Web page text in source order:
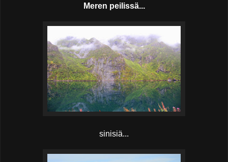
Meren peilissä...
sinisiä...